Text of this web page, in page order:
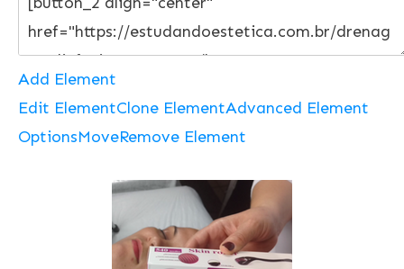
Add Element
Edit ElementClone ElementAdvanced Element
OptionsMoveRemove Element